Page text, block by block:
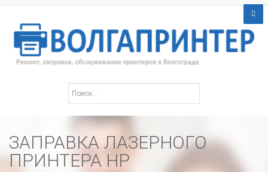
ЗАПРАВКА ЛАЗЕРНОГО
ПРИНТЕРА HP